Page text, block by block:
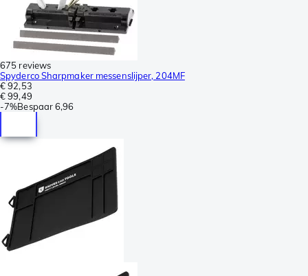
675 reviews
Spyderco Sharpmaker messenslijper, 204MF
€ 92,53
€ 99,49
-7%Bespaar6,96